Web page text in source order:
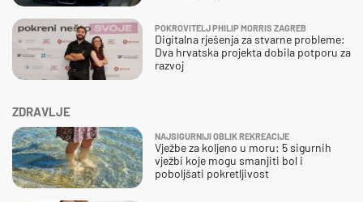
ZDRAVLJE
NAJSIGURNIJI OBLIK REKREACIJE
Vježbe za koljeno u moru: 5 sigurnih
vježbi koje mogu smanjiti bol i
poboljšati pokretljivost
POKROVITELJ PHILIP MORRIS ZAGREB
Digitalna rješenja za stvarne probleme:
Dva hrvatska projekta dobila potporu za
razvoj